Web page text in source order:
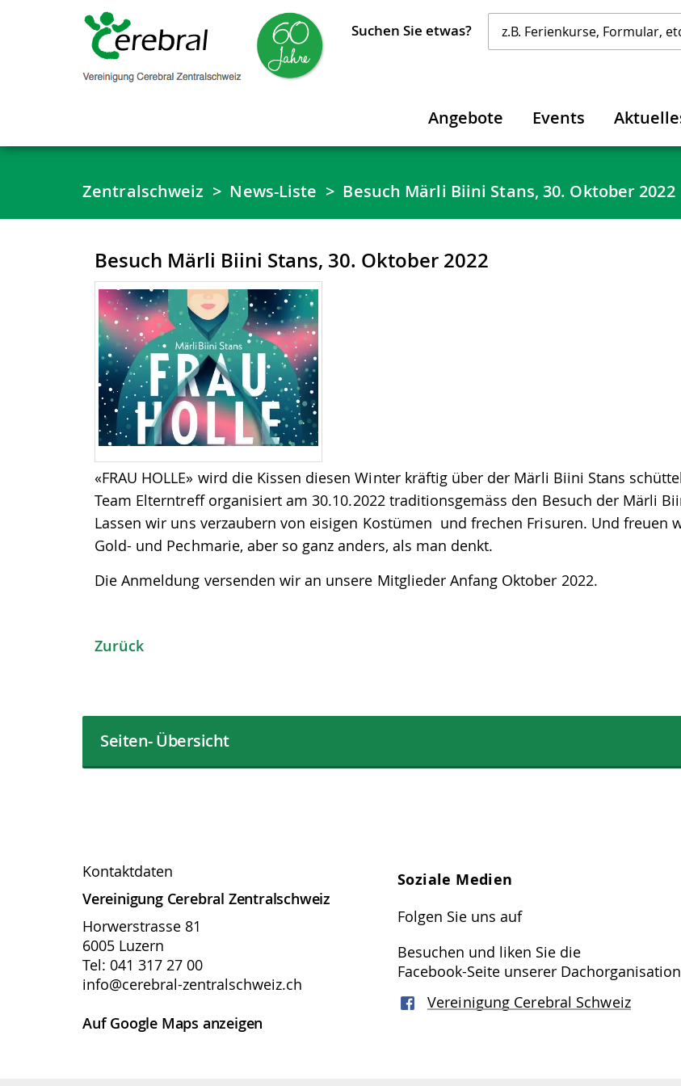
Suchen Sie etwas?
Angebote Events
Zentralschweiz News-Liste Besuch Märli Biini Stans, 30. Oktober 2022
Besuch Märli Biini Stans, 30. Oktober 2022
«FRAU HOLLE» wird die Kissen diesen Winter kräftig über der Märli Biini Stans
Team Elterntreff organisiert am 30.10.2022 traditionsgemäss den Besuch der Märli
Lassen wir uns verzaubern von eisigen Kostümen und frechen Frisuren. Und freuen
Gold- und Pechmarie, aber so ganz anders, als man denkt.
Die Anmeldung versenden wir an unsere Mitglieder Anfang Oktober 2022.
Zurück
Seiten- Übersicht
Kontaktdaten
Vereinigung Cerebral Zentralschweiz
Horwerstrasse 81
6005 Luzern
Tel: 041 317 27 00
info@cerebral-zentralschweiz.ch
Auf Google Maps anzeigen
Soziale Medien
Folgen Sie uns auf
Besuchen und liken Sie die
Facebook-Seite unserer
Vereinigung Cerebral Schweiz